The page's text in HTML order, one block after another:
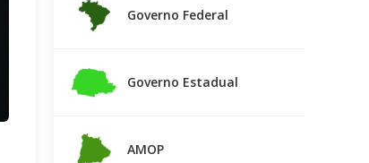
Governo Federal
Governo Estadual
AMOP